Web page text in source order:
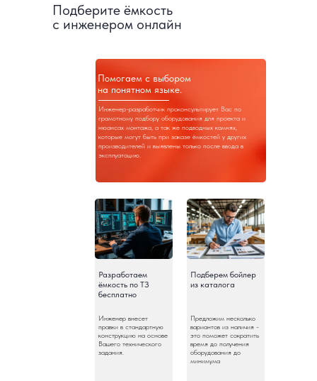
Подберите ёмкость
с инженером онлайн
Инженер-разработчик проконсультирует Вас по
грамотному подбору оборудования для проекта и
нюансах монтажа, а так же подводных камнях,
которые могут быть при заказе ёмкостей у других
производителей и выявлены только после ввода в
эксплуатацию.
Предложим несколько
вариантов из наличия -
это поможет сократить
время до получения
оборудования до
минимума
Подберем бойлер
из каталога
Разработаем
ёмкость по ТЗ
бесплатно
Помогаем с выбором
на понятном языке.
Инженер внесет
правки в стандартную
конструкцию на основе
Вашего технического
задания.